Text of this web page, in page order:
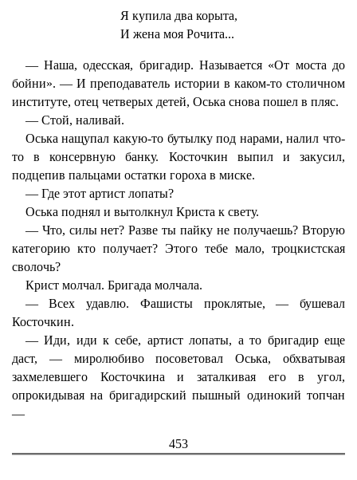
Я купила два корыта,
И жена моя Рочита...
— Наша, одесская, бригадир. Называется «От моста до
бойни». — И преподаватель истории в каком-то столичном
институте, отец четверых детей, Оська снова пошел в пляс.
— Стой, наливай.
Оська нащупал какую-то бутылку под нарами, налил что-
то в консервную банку. Косточкин выпил и закусил,
подцепив пальцами остатки гороха в миске.
— Где этот артист лопаты?
Оська поднял и вытолкнул Криста к свету.
— Что, силы нет? Разве ты пайку не получаешь? Вторую
категорию кто получает? Этого тебе мало, троцкистская
сволочь?
Крист молчал. Бригада молчала.
— Всех удавлю. Фашисты проклятые, — бушевал
Косточкин.
— Иди, иди к себе, артист лопаты, а то бригадир еще
даст, — миролюбиво посоветовал Оська, обхватывая
захмелевшего Косточкина и заталкивая его в угол,
опрокидывая на бригадирский пышный одинокий топчан
—
453